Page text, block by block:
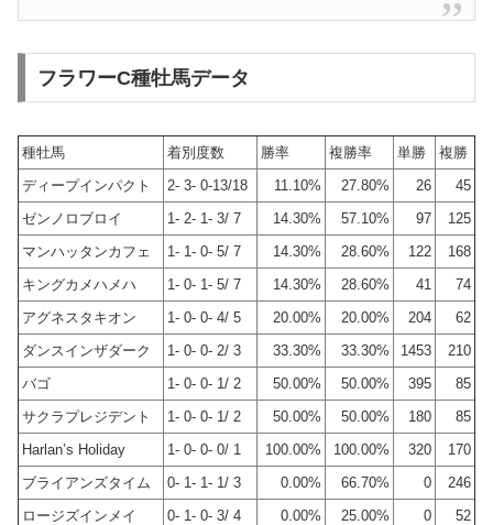
フラワーC種牡馬データ
種牡馬 着別度数 勝率 複勝率 単勝
複勝
ディープインパクト
2- 3- 0-13/18 11.10% 27.80% 26
45
ゼンノロブロイ
1- 2- 1- 3/ 7 14.30% 57.10% 97
125
マンハッタンカフェ
1- 1- 0- 5/ 7 14.30% 28.60% 122
168
キングカメハメハ
1- 0- 1- 5/ 7 14.30% 28.60% 41
74
アグネスタキオン
1- 0- 0- 4/ 5 20.00% 20.00% 204
62
ダンスインザダーク
1- 0- 0- 2/ 3 33.30% 33.30% 1453
210
バゴ
1- 0- 0- 1/ 2 50.00% 50.00% 395
85
サクラプレジデント
1- 0- 0- 1/ 2 50.00% 50.00% 180
85
Harlan’s Holiday
1- 0- 0- 0/ 1 100.00% 100.00% 320
170
ブライアンズタイム
0- 1- 1- 1/ 3 0.00% 66.70% 0
246
ロージズインメイ
0- 1- 0- 3/ 4 0.00% 25.00% 0
52